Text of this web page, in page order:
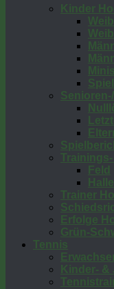
Kinder
Minis
Feld
Halle
Trainer
Erfolge
Grün-
Tennis
Kinder- &